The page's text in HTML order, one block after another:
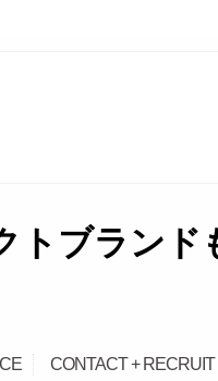
トブラン
CONTACT + RECRUIT